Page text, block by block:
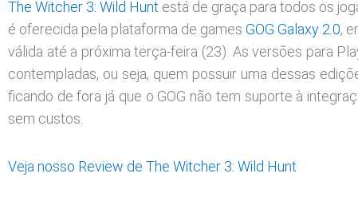
The Witcher 3: Wild Hunt está de graça para todos os
é oferecida pela plataforma de games GOG Galaxy 2.0,
válida até a próxima terça-feira (23). As versões para
contempladas, ou seja, quem possuir uma dessas
ficando de fora já que o GOG não tem suporte à
sem custos.
Veja nosso Review de The Witcher 3: Wild Hunt